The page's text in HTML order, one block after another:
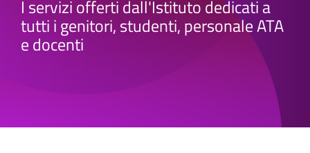
I servizi offerti dall'Istituto dedicati a
tutti i genitori, studenti, personale ATA
e docenti